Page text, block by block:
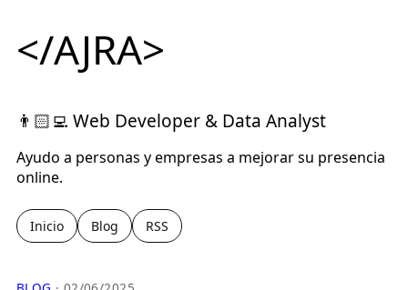
</AJRA>
👨🏻‍💻 Web Developer & Data Analyst
Ayudo a personas y empresas a mejorar su presencia
online.
Inicio Blog RSS